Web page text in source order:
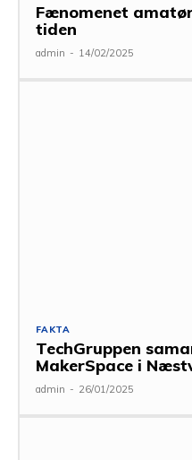
Fænomenet
tiden
admin - 14/02/2025
FAKTA
TechGruppen
MakerSpace i
admin - 26/01/2025